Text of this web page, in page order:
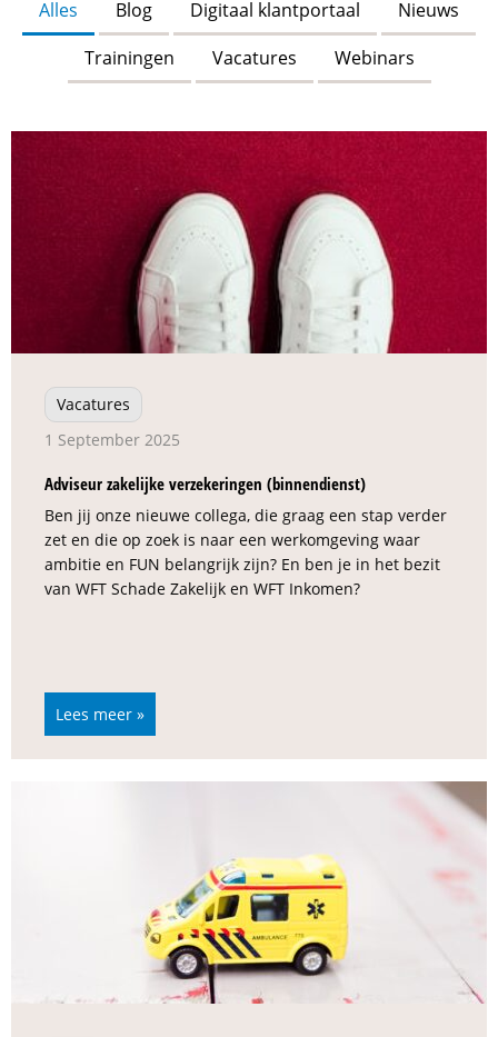
Alles Blog Digitaal klantportaal
Nieuws
Trainingen
Vacatures Webinars
Vacatures
1 September 2025
Adviseur zakelijke verzekeringen (binnendienst)
Ben jij onze nieuwe collega, die graag een stap verder
zet en die op zoek is naar een werkomgeving waar
ambitie en FUN belangrijk zijn? En ben je in het bezit
van WFT Schade Zakelijk en WFT Inkomen?
Lees meer »